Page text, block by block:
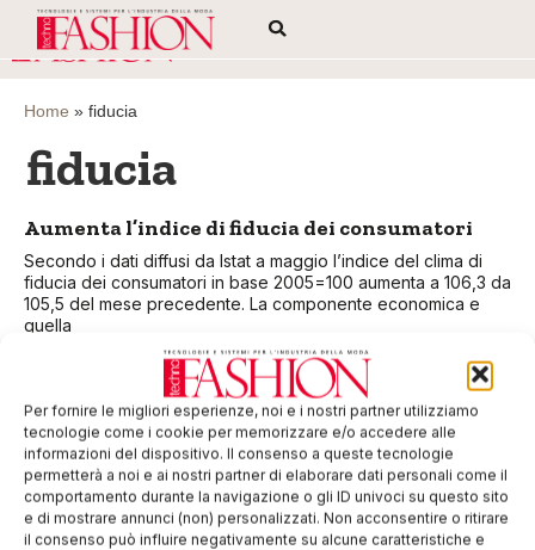
Per fornire le migliori esperienze, noi e i nostri partner utilizziamo
tecnologie come i cookie per memorizzare e/o accedere alle
informazioni del dispositivo. Il consenso a queste tecnologie
permetterà a noi e ai nostri partner di elaborare dati personali come il
comportamento durante la navigazione o gli ID univoci su questo sito
e di mostrare annunci (non) personalizzati. Non acconsentire o ritirare
il consenso può influire negativamente su alcune caratteristiche e
Home » fiducia
fiducia
Aumenta l’indice di fiducia dei consumatori
Secondo i dati diffusi da Istat a maggio l’indice del clima di
fiducia dei consumatori in base 2005=100 aumenta a 106,3 da
105,5 del mese precedente. La componente economica e
quella
EDICOLA WEB